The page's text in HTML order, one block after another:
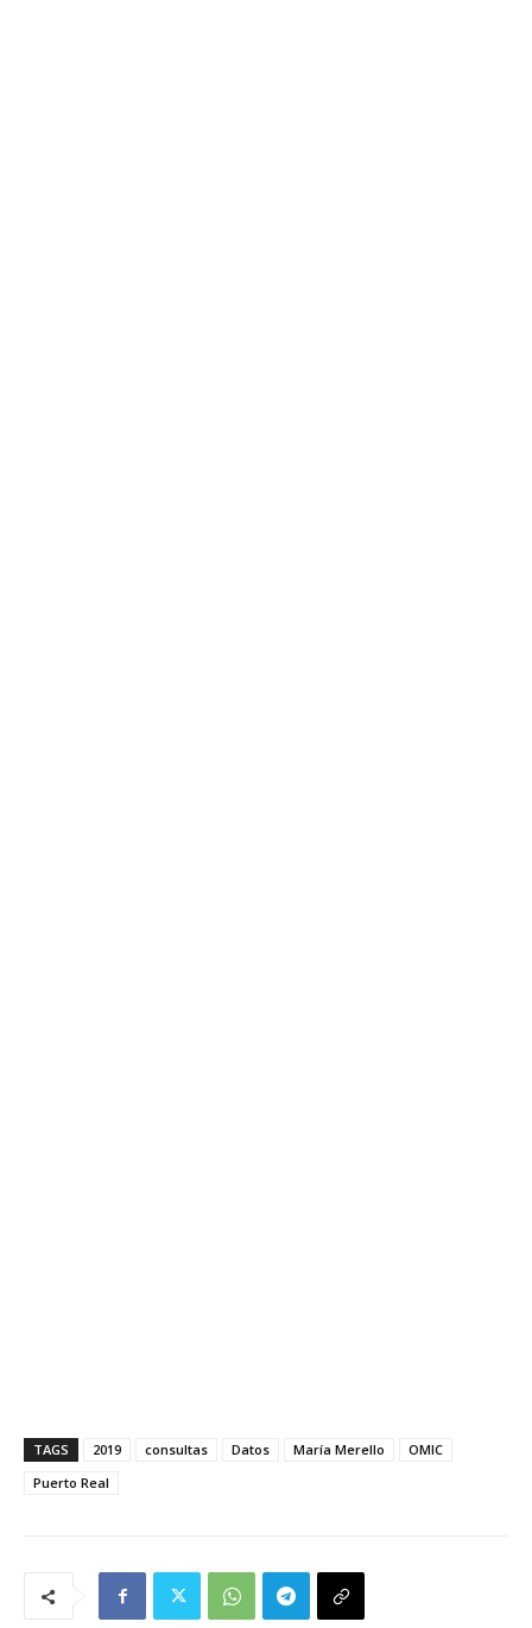
TAGS 2019 consultas Datos María Merello
OMIC
Puerto Real